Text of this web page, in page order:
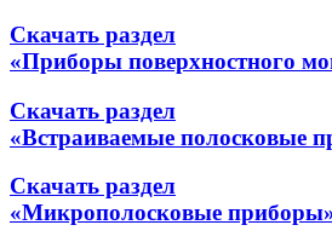
Скачать раздел
«Приборы поверхностного
Скачать раздел
«Встраиваемые полосковые
Скачать раздел
«Микрополосковые